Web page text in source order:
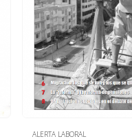
ALERTA LABORAL